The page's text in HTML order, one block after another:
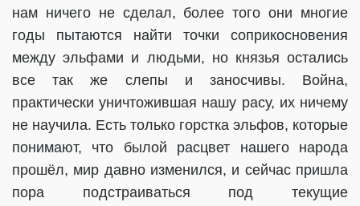
нам ничего не сделал, более того они многие
годы пытаются найти точки соприкосновения
между эльфами и людьми, но князья остались
все так же слепы и заносчивы. Война,
практически уничтожившая нашу расу, их ничему
не научила. Есть только горстка эльфов, которые
понимают, что былой расцвет нашего народа
прошёл, мир давно изменился, и сейчас пришла
пора подстраиваться под текущие